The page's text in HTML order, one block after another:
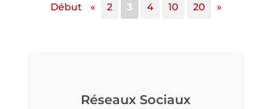
Début « 2 3 4 10 20 »
Réseaux Sociaux